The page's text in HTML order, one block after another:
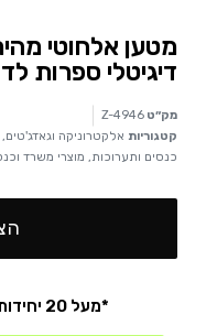
דיגיטלי ספרות
מק״ט Z-4946
קטגוריות אלקטרוניקה וגאדג'טים,
כנסים ותערוכות, מוצרי משרד
*מעל 20 יחידות – קבלו מחיר אטרקטיבי